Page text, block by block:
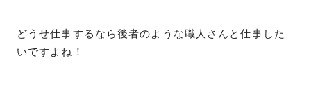
どうせ仕事するなら後者のような職人さんと仕事した
いですよね！